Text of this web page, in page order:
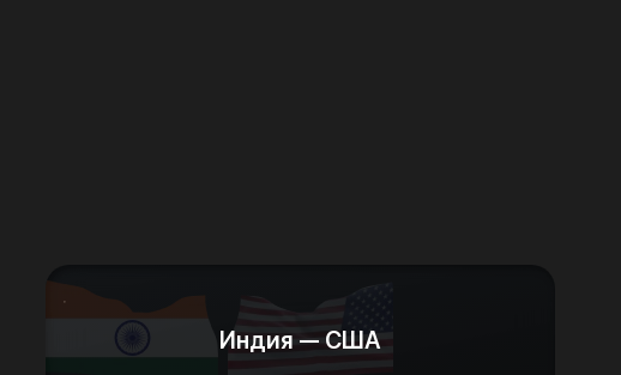
Индия — США